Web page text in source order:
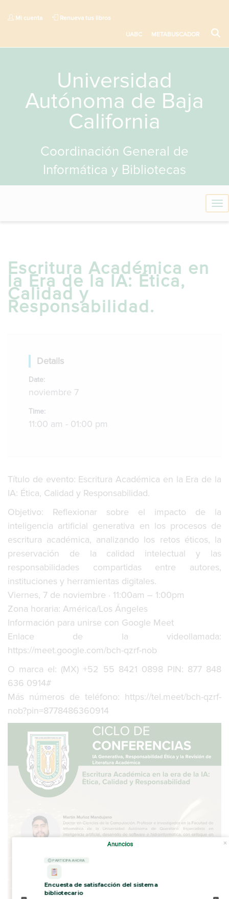
Mi cuenta Renueva tus libros
UABC METABUSCADOR
Universidad
Autónoma de Baja
California
Coordinación General de
Informática y Bibliotecas
T
o
Escritura Académica en
la Era de la IA: Ética,
Calidad y
Responsabilidad.
Details
Date:
noviembre 7
Time:
11:00 am - 01:00 pm
Título de evento: Escritura Académica en la Era de la
IA: Ética, Calidad y Responsabilidad.
Objetivo: Reflexionar sobre el impacto de la
inteligencia artificial generativa en los procesos de
escritura académica, analizando los retos éticos, la
preservación de la calidad intelectual y las
responsabilidades compartidas entre autores,
instituciones y herramientas digitales.
Viernes, 7 de noviembre · 11:00am – 1:00pm
Zona horaria: América/Los Ángeles
Información para unirse con Google Meet
Enlace de la videollamada:
https://meet.google.com/bch-qzrf-nob
O marca el: (MX) +52 55 8421 0898‬ PIN: 877 848
636 0914‬#
Más números de teléfono: https://tel.meet/bch-qzrf-
nob?pin=8778486360914
Anuncios
⏲ PARTICIPA AHORA
Encuesta de satisfacción del sistema
bibliotecario